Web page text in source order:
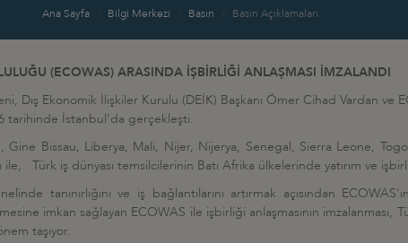
Ana Sayfa Bilgi Merkezi Basın Basın Açıklamaları
(ECOWAS) ARASINDA İŞBİRLİĞİ ANLAŞMASI İMZALANDI
Dış Ekonomik İlişkiler Kurulu (DEİK) Başkanı Ömer Cihad Vardan ve
tarihinde İstanbul'da gerçekleşti.
Bissau, Liberya, Mali, Nijer, Nijerya, Senegal, Sierra Leone,
Türk iş dünyası temsilcilerinin Batı Afrika ülkelerinde yatırım ve
tanınırlığını ve iş bağlantılarını artırmak açısından
imkan sağlayan ECOWAS ile işbirliği anlaşmasının imzalanması,
taşıyor.